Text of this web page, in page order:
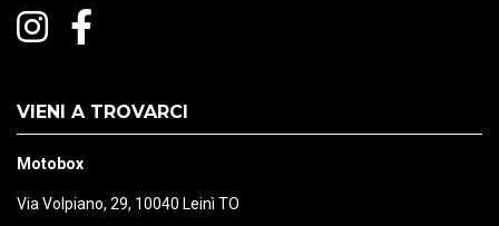
VIENI A TROVARCI
Motobox
Via Volpiano, 29, 10040 Leinì TO